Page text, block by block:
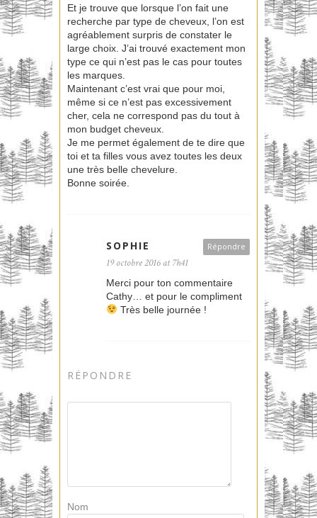
Et je trouve que lorsque l’on fait une
recherche par type de cheveux, l’on est
agréablement surpris de constater le
large choix. J’ai trouvé exactement mon
type ce qui n’est pas le cas pour toutes
les marques.
Maintenant c’est vrai que pour moi,
même si ce n’est pas excessivement
cher, cela ne correspond pas du tout à
mon budget cheveux.
Je me permet également de te dire que
toi et ta filles vous avez toutes les deux
une très belle chevelure.
Bonne soirée.
Répondre
SOPHIE
19 octobre 2016 at 7h41
Merci pour ton commentaire
Cathy… et pour le compliment
Très belle journée !
RÉPONDRE
Nom